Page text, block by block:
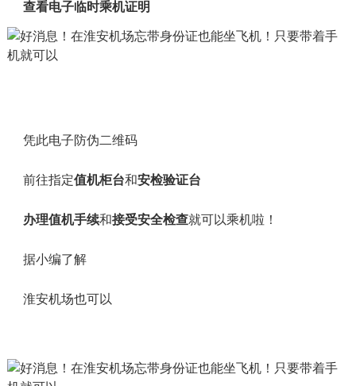
查看电子临时乘机证明
凭此电子防伪二维码
前往指定值机柜台和安检验证台
办理值机手续和接受安全检查就可以乘机啦！
据小编了解
淮安机场也可以